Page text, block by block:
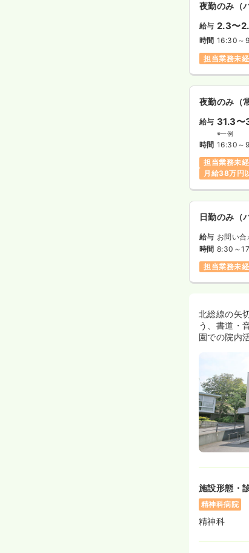
夜勤のみ（
給与 2.3〜
時間 16:30～
担当業務未
夜勤のみ（
給与 31.3
※一例
時間 16:30～
担当業務未
月給38万円
日勤のみ（
給与 お問い
時間 8:30～
担当業務未
北総線の矢
う、書道・
園での院内
施設形態・
精神科病院
精神科